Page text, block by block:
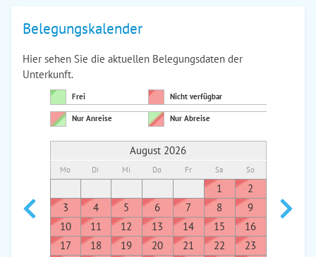
Belegungskalender
Hier sehen Sie die aktuellen Belegungsdaten der
Unterkunft.
Frei Nicht verfügbar
Nur Anreise Nur Abreise
August 2026
Mo Di Mi Do Fr Sa So
1
2
3
4 5 6 7 8
9
10
11 12 13 14 15
16
17
18 19 20 21 22
23
7